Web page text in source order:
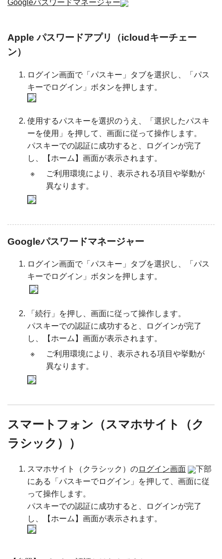
Googleパスワードマネージャー
Apple パスワードアプリ（icloudキーチェー
ン）
ログイン画面で「パスキー」タブを選択し、「パス
キーでログイン」ボタンを押します。
使用するパスキーを選択のうえ、「選択したパスキ
ーを使用」を押して、画面に従って操作します。
パスキーでの認証に成功すると、ログインが完了
し、【ホーム】画面が表示されます。
※
ご利用環境により、表示される項目や挙動が
異なります。
Googleパスワードマネージャー
ログイン画面で「パスキー」タブを選択し、「パス
キーでログイン」ボタンを押します。
「続行」を押し、画面に従って操作します。
パスキーでの認証に成功すると、ログインが完了
し、【ホーム】画面が表示されます。
※
ご利用環境により、表示される項目や挙動が
異なります。
スマートフォン（スマホサイト（ク
ラシック））
スマホサイト（クラシック）のログイン画面
下部
にある「パスキーでログイン」を押して、画面に従
って操作します。
パスキーでの認証に成功すると、ログインが完了
し、【ホーム】画面が表示されます。